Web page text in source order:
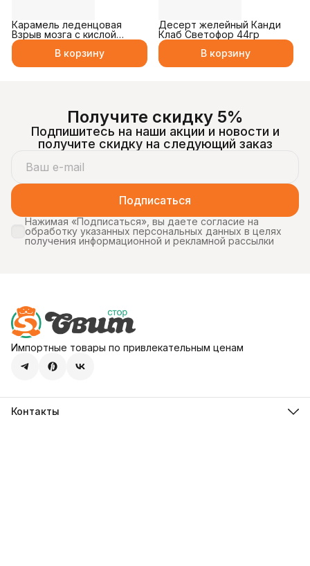
Карамель леденцовая
Взрыв мозга с кислой
пудрой 10гр
В корзину
Десерт желейный Канди
Клаб Светофор 44гр
В корзину
Получите скидку 5%
Подпишитесь на наши акции и новости и
получите скидку на следующий заказ
Подписаться
Нажимая «Подписаться», вы даете согласие на
обработку указанных персональных данных в целях
получения информационной и рекламной рассылки
Импортные товары по привлекательным ценам
Контакты